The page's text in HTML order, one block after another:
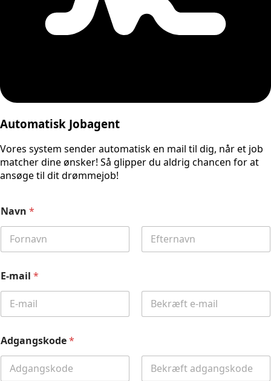
Automatisk Jobagent
Vores system sender automatisk en mail til dig, når et job
matcher dine ønsker! Så glipper du aldrig chancen for at
ansøge til dit drømmejob!
Navn *
E-mail *
Adgangskode*